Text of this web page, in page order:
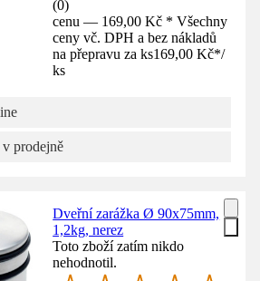
(0)
cenu — 169,00 Kč * Všechny
ceny vč. DPH a bez nákladů
na přepravu za ks169,00 Kč*/
ks
prodejně
Dveřní zarážka Ø 90x75mm,
1,2kg, nerez
Toto zboží zatím nikdo
nehodnotil.